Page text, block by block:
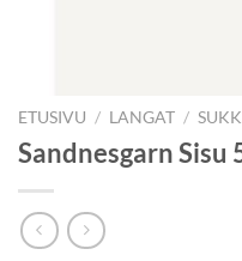
ETUSIVU / LANGAT /
Sandnesgarn Sisu